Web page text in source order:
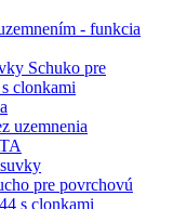
- funkcia
Schuko pre
clonkami
uzemnenia
pre povrchovú
s clonkami